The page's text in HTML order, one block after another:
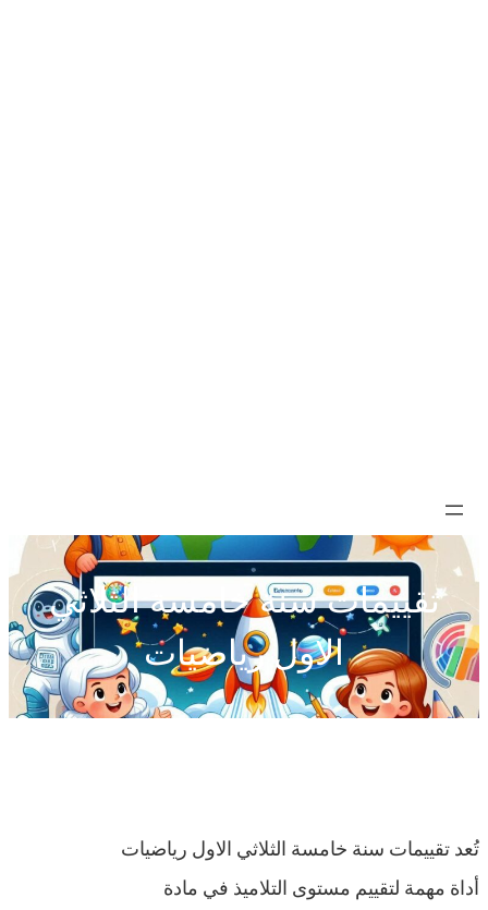
تخطى
إلى
المحتوى
تقييمات سنة خامسة الثلاثي
الاول رياضيات
تُعد تقييمات سنة خامسة الثلاثي الاول رياضيات
أداة مهمة لتقييم مستوى التلاميذ في مادة